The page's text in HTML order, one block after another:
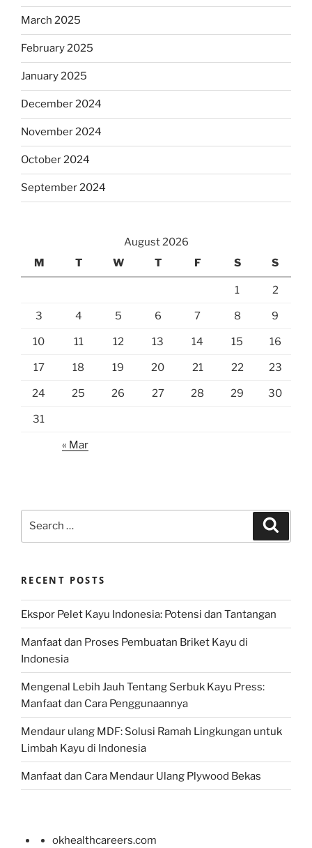
March 2025
February 2025
January 2025
December 2024
November 2024
October 2024
September 2024
August 2026
M
T W T F S S
1 2
3 4 5 6 7 8 9
10 11 12 13 14 15 16
17 18 19 20 21 22 23
24 25 26 27 28 29 30
31
« Mar
RECENT POSTS
Ekspor Pelet Kayu Indonesia: Potensi dan Tantangan
Manfaat dan Proses Pembuatan Briket Kayu di
Indonesia
Mengenal Lebih Jauh Tentang Serbuk Kayu Press:
Manfaat dan Cara Penggunaannya
Mendaur ulang MDF: Solusi Ramah Lingkungan untuk
Limbah Kayu di Indonesia
Manfaat dan Cara Mendaur Ulang Plywood Bekas
okhealthcareers.com